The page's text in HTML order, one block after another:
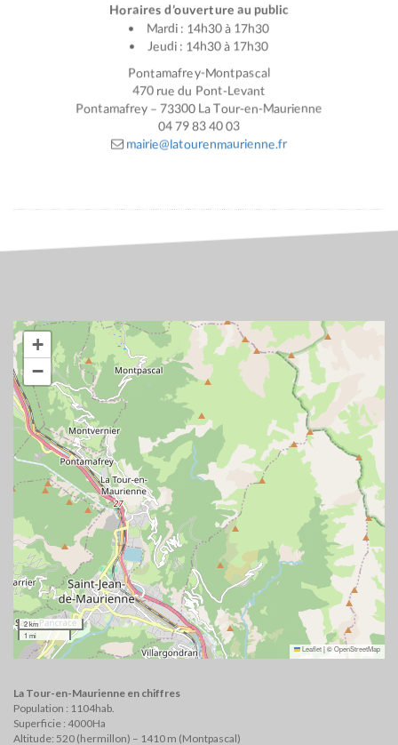
Horaires d’ouverture au public
Mardi : 14h30 à 17h30
Jeudi : 14h30 à 17h30
Pontamafrey-Montpascal
470 rue du Pont-Levant
Pontamafrey – 73300 La Tour-en-Maurienne
04 79 83 40 03
mairie@latourenmaurienne.fr
+
−
2 km
1 mi
Leaflet|©OpenStreetMap
La Tour-en-Maurienne en chiffres
Population : 1104hab.
Superficie : 4000Ha
Altitude: 520 (hermillon) – 1410 m (Montpascal)